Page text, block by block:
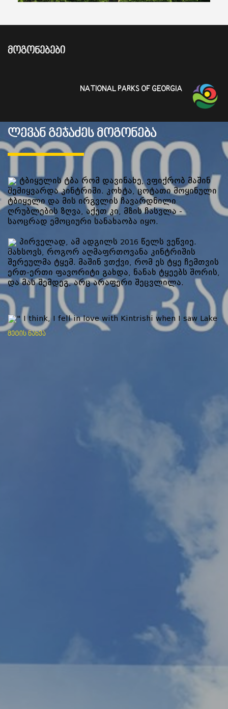
ᲛᲝᲒᲝᲜᲔᲑᲔᲑᲘ
NATIONAL PARKS OF GEORGIA
ლევან გეჯაძეს მოგონება
ტბიყელის ტბა რომ დავინახე, ვფიქრობ მაშინ
შემიყვარდა კინტრიში. კოხტა, ცოტათი მოყინული
ტბიყელი და მის ირგვლის ჩავარდნილი
ღრუბლების ზღვა, აქეთ კი, მზის ჩასვლა -
საოცრად ემოციური სანახაობა იყო.
პირველად, ამ ადგილს 2016 წელს ვეწვიე.
მახსოვს, როგორ აღმაფრთოვანა კინტრიშის
შერეულმა ტყემ. მაშინ ვთქვი, რომ ეს ტყე ჩემთვის
ერთ-ერთი ფავორიტი გახდა, ნანახ ტყეებს შორის,
და მას შემდეგ, არც არაფერი შეცვლილა.
" I think, I fell in love with Kintrishi when I saw Lake
Tbiyeli. Graceful, little frozen lake, the sea of clouds
falling around it, and the sunset - it was a wonderful
მეტის ნახვა